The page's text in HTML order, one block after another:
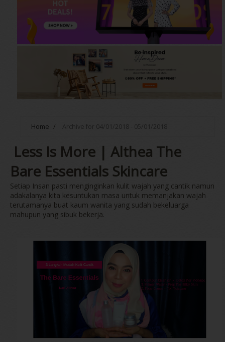
Home / Archive for 04/01/2018 - 05/01/2018
Less Is More | Althea The
Bare Essentials Skincare
Setiap Insan pasti menginginkan kulit wajah yang cantik namun
adakalanya kita kesuntukan masa untuk memanjakan wajah
terutamanya buat kaum wanita yang sudah bekeluarga
mahupun yang sibuk bekerja.